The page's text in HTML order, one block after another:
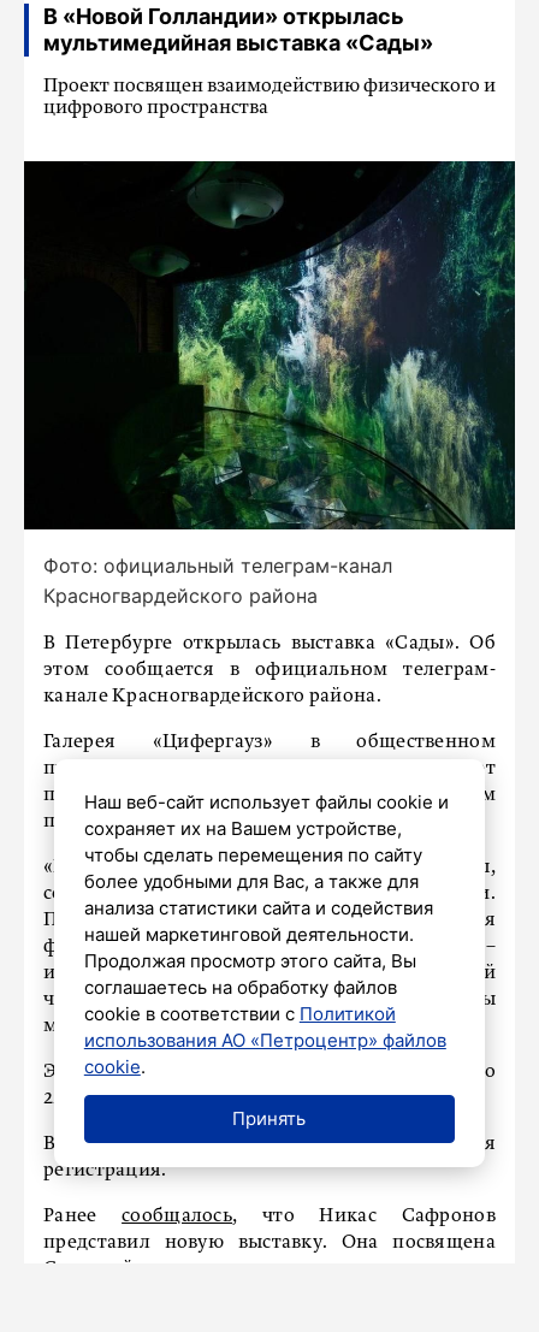
В «Новой Голландии» открылась
мультимедийная выставка «Сады»
Проект посвящен взаимодействию физического и
цифрового пространства
Фото: официальный телеграм-канал
Красногвардейского района
В Петербурге открылась выставка «Сады». Об
этом сообщается в официальном телеграм-
канале Красногвардейского района.
Галерея «Цифергауз» в общественном
пространстве «Новая Голландия» радует
петербуржцев и гостей города уникальным
проектом.
«Новая выставка представляет работы,
созданные зарубежными медиахудожниками.
Проект посвящен темам взаимодействия
физического сада и сада цифрового –
искусственной природы, созданной
человеком», – рассказали организаторы
мероприятия.
Экспозиция будет доступна для посещения до
22 января 2025 года.
Вход свободный, необходима предварительная
регистрация.
Ранеесообщалось, что Никас Сафронов
представил новую выставку. Она посвящена
Северной столице.
Наш веб-сайт использует файлы cookie и
сохраняет их на Вашем устройстве,
чтобы сделать перемещения по сайту
более удобными для Вас, а также для
анализа статистики сайта и содействия
нашей маркетинговой деятельности.
Продолжая просмотр этого сайта, Вы
соглашаетесь на обработку файлов
cookie в соответствии с Политикой
использования АО «Петроцентр» файлов
cookie.
Принять